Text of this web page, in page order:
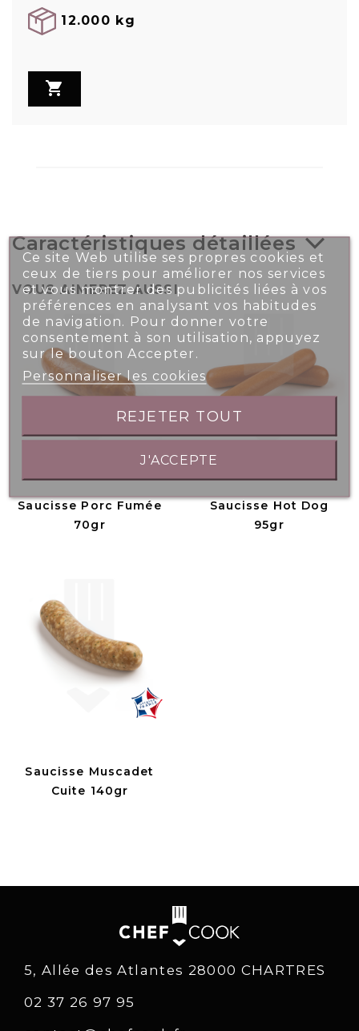
12.000 kg

Caractéristiques détaillées
VOUS AIMEREZ AUSSI
Saucisse Porc Fumée
70gr
Saucisse Hot Dog
95gr
Saucisse Muscadet
Cuite 140gr
5, Allée des Atlantes 28000 CHARTRES
02 37 26 97 95
Ce site Web utilise ses propres cookies et
ceux de tiers pour améliorer nos services
et vous montrer des publicités liées à vos
préférences en analysant vos habitudes
de navigation. Pour donner votre
consentement à son utilisation, appuyez
sur le bouton Accepter.
Personnaliser les cookies
REJETER TOUT
J'ACCEPTE